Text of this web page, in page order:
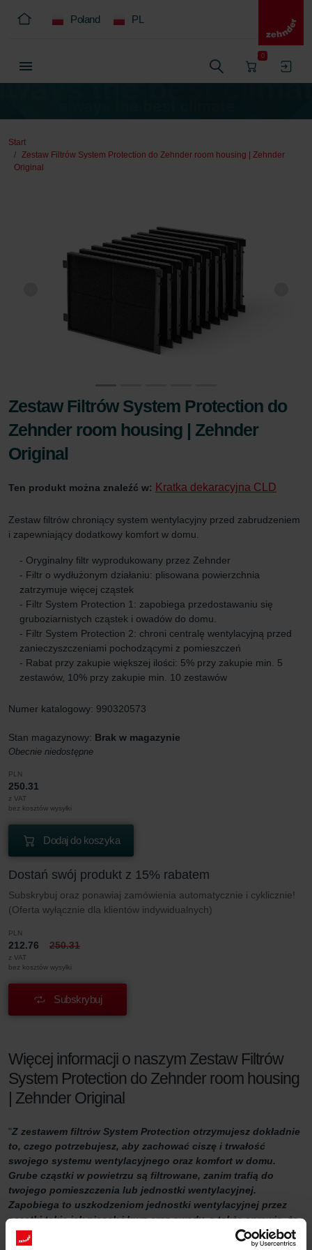
Poland PL
0
Start
Zestaw Filtrów System Protection do Zehnder room housing | Zehnder
Original
Zestaw Filtrów System Protection do
Zehnder room housing | Zehnder
Original
Ten produkt można znaleźć w: Kratka dekaracyjna CLD
Zestaw filtrów chroniący system wentylacyjny przed zabrudzeniem
i zapewniający dodatkowy komfort w domu.
- Oryginalny filtr wyprodukowany przez Zehnder
- Filtr o wydłużonym działaniu: plisowana powierzchnia
zatrzymuje więcej cząstek
- Filtr System Protection 1: zapobiega przedostawaniu się
gruboziarnistych cząstek i owadów do domu.
- Filtr System Protection 2: chroni centralę wentylacyjną przed
zanieczyszczeniami pochodzącymi z pomieszczeń
- Rabat przy zakupie większej ilości: 5% przy zakupie min. 5
zestawów, 10% przy zakupie min. 10 zestawów
Numer katalogowy: 990320573
Stan magazynowy: Brak w magazynie
Obecnie niedostępne
PLN
250.31
z VAT
bez kosztów wysyłki
Dodaj do koszyka
Dostań swój produkt z 15% rabatem
Subskrybuj oraz ponawiaj zamówienia automatycznie i cyklicznie!
(Oferta wyłącznie dla klientów indywidualnych)
PLN
212.76 250.31
z VAT
bez kosztów wysyłki
Subskrybuj
Więcej informacji o naszym Zestaw Filtrów
System Protection do Zehnder room housing
| Zehnder Original
"Z zestawem filtrów System Protection otrzymujesz dokładnie
to, czego potrzebujesz, aby zachować ciszę i trwałość
swojego systemu wentylacyjnego oraz komfort w domu.
Grube cząstki w powietrzu są filtrowane, zanim trafią do
twojego pomieszczenia lub jednostki wentylacyjnej.
Zapobiega to uszkodzeniom jednostki wentylacyjnej przez
cząstki takie jak piasek i kurz oraz owady, a także sprawia, że
powietrze wewnątrz domu jest bardziej komfortowe.